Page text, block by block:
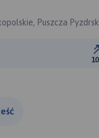
Puszcza
trasy: